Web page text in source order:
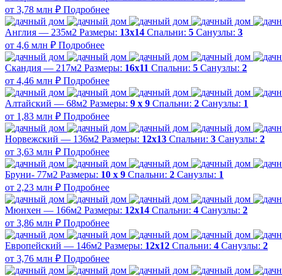
от 3,78 млн ₽ Подробнее
Англия — 235м2 Размеры: 13х14 Спальни: 5 Санузлы: 3
от 4,6 млн ₽ Подробнее
Скандия — 217м2 Размеры: 16х11 Спальни: 5 Санузлы: 2
от 4,46 млн ₽ Подробнее
Алтайский — 68м2 Размеры: 9 х 9 Спальни: 2 Санузлы: 1
от 1,83 млн ₽ Подробнее
Норвежский — 136м2 Размеры: 12х13 Спальни: 3 Санузлы: 2
от 3,63 млн ₽ Подробнее
Бруни- 77м2 Размеры: 10 х 9 Спальни: 2 Санузлы: 1
от 2,23 млн ₽ Подробнее
Мюнхен — 166м2 Размеры: 12х14 Спальни: 4 Санузлы: 2
от 3,86 млн ₽ Подробнее
Европейский — 146м2 Размеры: 12х12 Спальни: 4 Санузлы: 2
от 3,76 млн ₽ Подробнее